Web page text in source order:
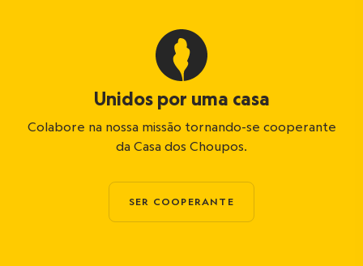
Unidos por uma casa
Colabore na nossa missão tornando-se cooperante
da Casa dos Choupos.
SER COOPERANTE